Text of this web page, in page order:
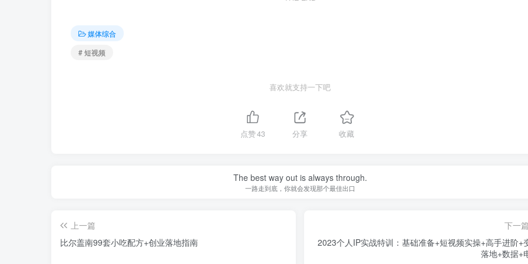
媒体综合
# 短视频
喜欢就支持一下吧
点赞43 分享 收藏
The best way out is always through.
一路走到底，你就会发现那个最佳出口
上一篇
比尔盖南99套小吃配方+创业落地指南
下一篇
2023个人IP实战特训：基础准备+短视频实操+高手进阶+
落地+数据+